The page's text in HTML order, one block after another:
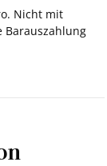
Nicht mit
Barauszahlung